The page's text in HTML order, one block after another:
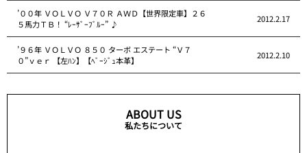
’００年 ＶＯＬＶＯ Ｖ７０Ｒ ＡＷＤ【世界限定車】２６
５馬力ＴＢ！ “ﾚｰｻﾞｰﾌﾞﾙｰ” ♪
2012.2.17
’９６年 ＶＯＬＶＯ ８５０ ターボ エステート “Ｖ７
０”ｖｅｒ 【左ﾊﾝ】【ﾍﾞｰｼﾞｭ本革】
2012.2.10
ABOUT US
私たちについて